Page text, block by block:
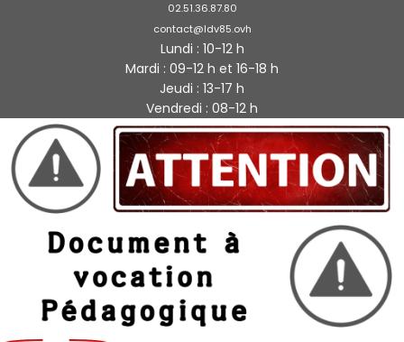
02.51.36.87.80
contact@ldv85.ovh
Lundi : 10-12 h
Mardi : 09-12 h et 16-18 h
Jeudi : 13-17 h
Vendredi : 08-12 h